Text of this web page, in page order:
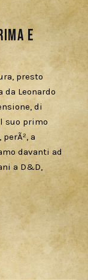
e
presto
Leonardo
di
suo primo
a
davanti ad
a D&D,